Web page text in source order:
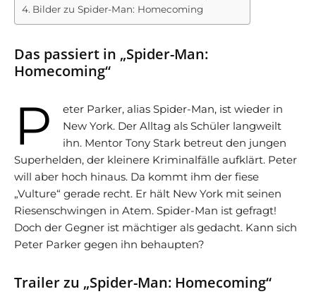
Bilder zu Spider-Man: Homecoming
Das passiert in „Spider-Man:
Homecoming“
P
eter Parker, alias Spider-Man, ist wieder in
New York. Der Alltag als Schüler langweilt
ihn. Mentor Tony Stark betreut den jungen
Superhelden, der kleinere Kriminalfälle aufklärt. Peter
will aber hoch hinaus. Da kommt ihm der fiese
„Vulture“ gerade recht. Er hält New York mit seinen
Riesenschwingen in Atem. Spider-Man ist gefragt!
Doch der Gegner ist mächtiger als gedacht. Kann sich
Peter Parker gegen ihn behaupten?
Trailer zu „Spider-Man: Homecoming“